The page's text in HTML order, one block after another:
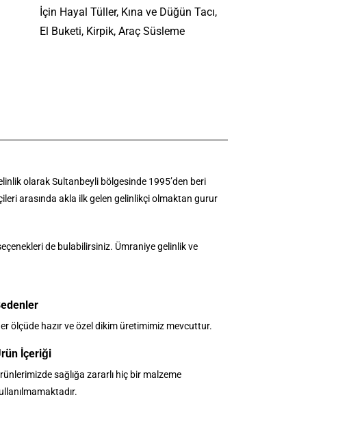
İçin Hayal Tüller, Kına ve Düğün Tacı,
El Buketi, Kirpik, Araç Süsleme
olarak Sultanbeyli bölgesinde 1995’den beri
arasında akla ilk gelen gelinlikçi olmaktan gurur
de bulabilirsiniz. Ümraniye gelinlik ve
ölçüde hazır ve özel dikim üretimimiz mevcuttur.
İçeriği
sağlığa zararlı hiç bir malzeme